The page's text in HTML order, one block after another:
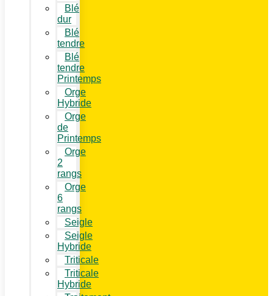
Blé
dur
Blé
tendre
Blé
tendre
Printemps
Orge
Hybride
Orge
de
Printemps
Orge
2
rangs
Orge
6
rangs
Seigle
Seigle
Hybride
Triticale
Triticale
Hybride